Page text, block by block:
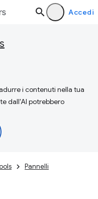
Accedi
i contenuti nella tua
dall'AI potrebbero
Pannelli